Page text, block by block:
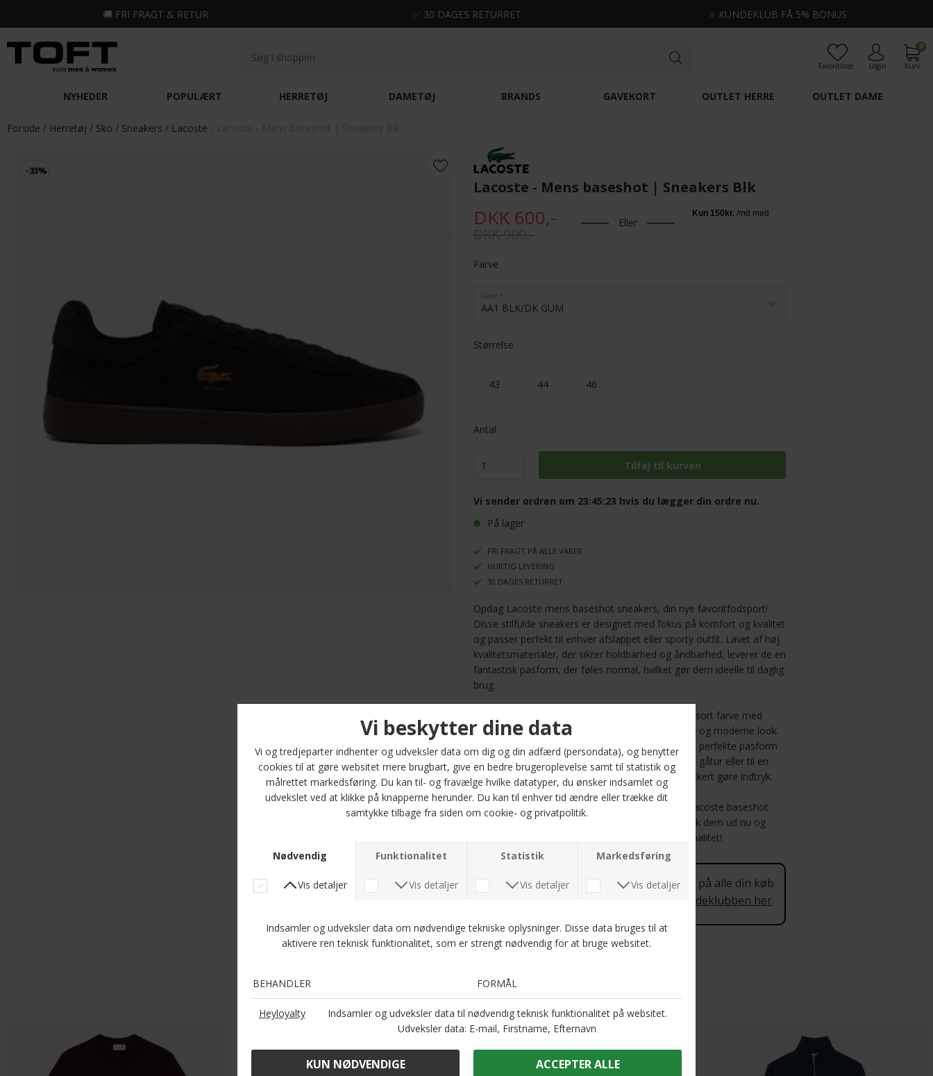
🚚 FRI FRAGT & RETUR ✅ 30 DAGES RETURRET ⭐ KUNDEKLUB FÅ 5% BONUS
Kurv
0
Login
Favoritliste
NYHEDER POPULÆRT HERRETØJ DAMETØJ BRANDS GAVEKORT OUTLET HERRE OUTLET DAME
Forside Herretøj Sko Sneakers Lacoste
-33%
Lacoste - Mens baseshot | Sneakers Blk
DKK 600,- Eller
Farve
AA1 BLK/DK GUM
Farve
Størrelse
43 44 46
Antal
Vi sender ordren om 23:45:22 hvis du lægger din ordre nu.
På lager
FRI FRAGT PÅ ALLE VARER
HURTIG LEVERING
30 DAGES RETURRET
Opdag Lacoste mens baseshot sneakers, din nye favoritfodsport!
Disse stilfulde sneakers er designet med fokus på komfort og kvalitet
og passer perfekt til enhver afslappet eller sporty outfit. Lavet af høj
kvalitetsmaterialer, der sikrer holdbarhed og åndbarhed, leverer de en
fantastisk pasform, der føles normal, hvilket gør dem ideelle til daglig
brug.
Lacoste baseshot sneakers kommer i en elegant sort farve med
detaljer i mørk gummi, hvilket giver dem et tidløst og moderne look.
De fås i størrelserne 41 til 46, så du kan finde den perfekte pasform
til dine fødder. Uanset om du skal på en afslappet gåtur eller til en
uformel sammenkomst, vil disse sneakers helt sikkert gøre indtryk.
Giv dine fødder den komfort, de fortjener, med Lacoste baseshot
sneakers. De er ikke bare sko; de er en livsstil. Tjek dem ud nu og
oplev det perfekte samspil mellem stil og funktionalitet!
Optjen 5 procent rabat på alle din køb
Læs mere om Kundeklubben her.
Andre købte også